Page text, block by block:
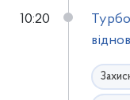
10:20